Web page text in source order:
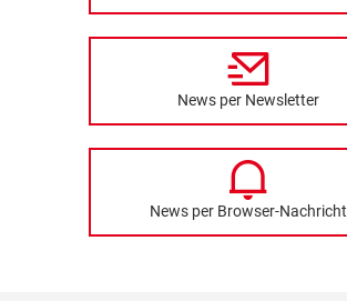
News per Newsletter
News per Browser-Nachricht